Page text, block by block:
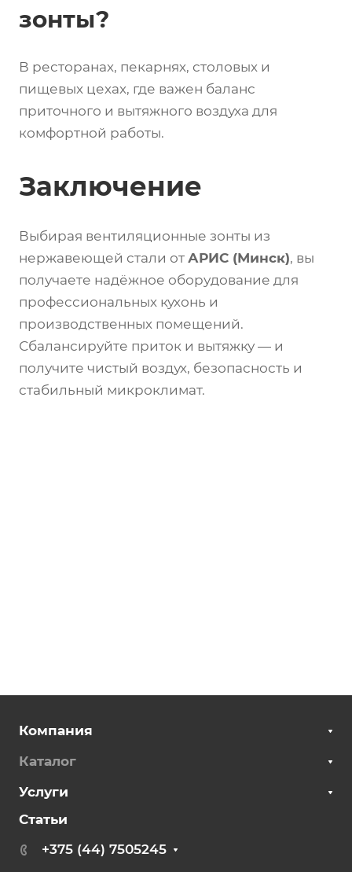
зонты?
В ресторанах, пекарнях, столовых и
пищевых цехах, где важен баланс
приточного и вытяжного воздуха для
комфортной работы.
Заключение
Выбирая вентиляционные зонты из
нержавеющей стали от АРИС (Минск), вы
получаете надёжное оборудование для
профессиональных кухонь и
производственных помещений.
Сбалансируйте приток и вытяжку — и
получите чистый воздух, безопасность и
стабильный микроклимат.
Компания
Каталог
Услуги
Статьи
+375 (44) 7505245